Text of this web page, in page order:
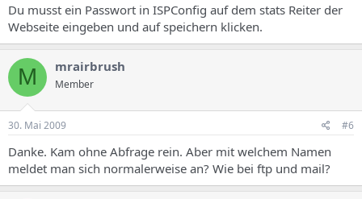
Du musst ein Passwort in ISPConfig auf dem stats Reiter der
Webseite eingeben und auf speichern klicken.
M mrairbrush
Member
30. Mai 2009 #6
Danke. Kam ohne Abfrage rein. Aber mit welchem Namen
meldet man sich normalerweise an? Wie bei ftp und mail?